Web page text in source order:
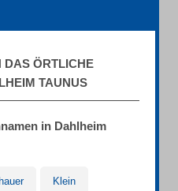
DAS ÖRTLICHE
TAUNUS
in Dahlheim
Klein